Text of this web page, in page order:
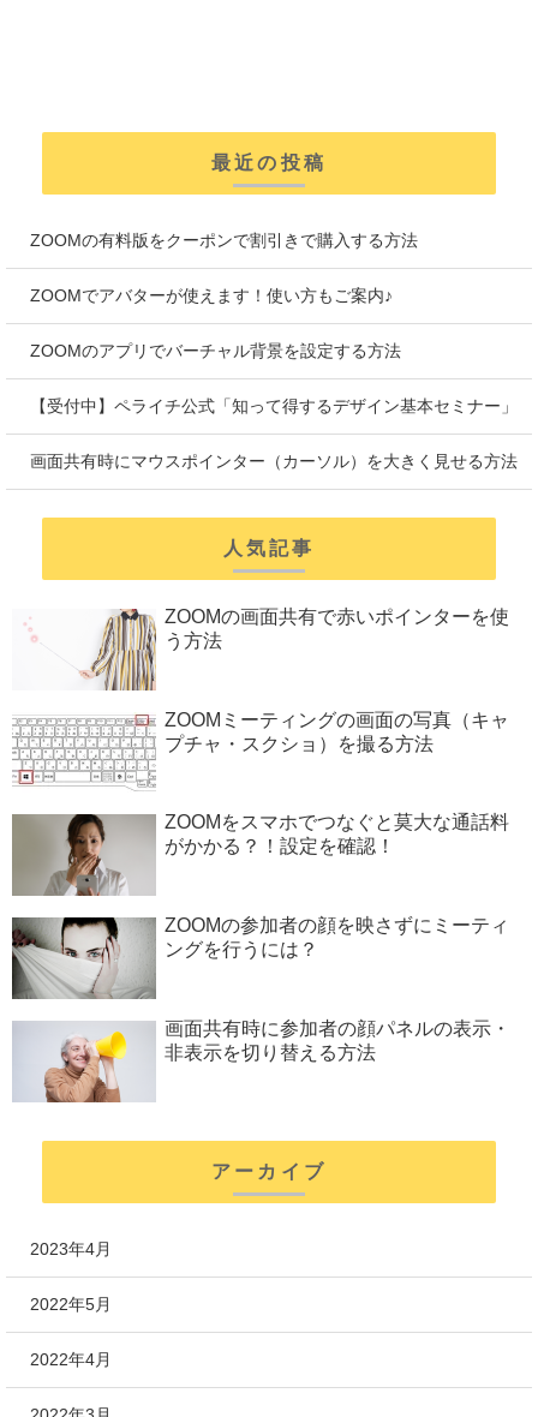
最近の投稿
ZOOMの有料版をクーポンで割引きで購入する方法
ZOOMでアバターが使えます！使い方もご案内♪
ZOOMのアプリでバーチャル背景を設定する方法
【受付中】ペライチ公式「知って得するデザイン基本セミナー」
画面共有時にマウスポインター（カーソル）を大きく見せる方法
人気記事
ZOOMの画面共有で赤いポインターを使
う方法
ZOOMミーティングの画面の写真（キャ
プチャ・スクショ）を撮る方法
ZOOMをスマホでつなぐと莫大な通話料
がかかる？！設定を確認！
ZOOMの参加者の顔を映さずにミーティ
ングを行うには？
画面共有時に参加者の顔パネルの表示・
非表示を切り替える方法
アーカイブ
2023年4月
2022年5月
2022年4月